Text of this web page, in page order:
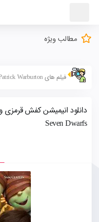
مطالب ویژه
فیلم های Patrick Warburton
Seven Dwarfs